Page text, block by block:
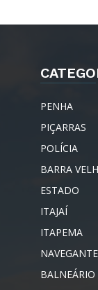
PENHA
PIÇARRAS
POLÍCIA
BARRA
ESTADO
ITAJAÍ
ITAPEMA